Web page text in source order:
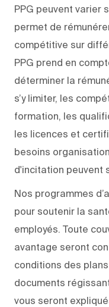
PPG peuvent varier
permet de
compétitive sur
PPG prend en
déterminer la
s’y limiter, les
formation, les
les licences et
besoins
d'incitation peuvent
Nos programmes
pour soutenir la
employés. Toute
avantage seront
conditions des
documents
vous seront